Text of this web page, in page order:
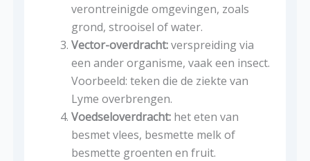
verontreinigde omgevingen, zoals
grond, strooisel of water.
Vector-overdracht:verspreiding via
een ander organisme, vaak een insect.
Voorbeeld: teken die de ziekte van
Lyme overbrengen.
Voedseloverdracht:het eten van
besmet vlees, besmette melk of
besmette groenten en fruit.